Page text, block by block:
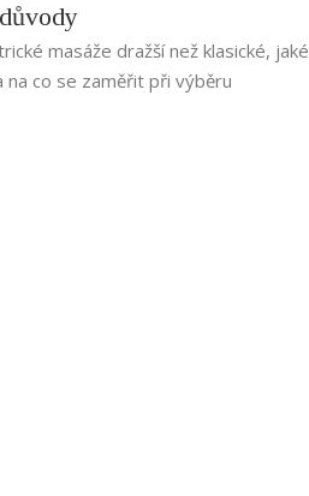
masáže dražší než klasické, jaké
na co se zaměřit při výběru